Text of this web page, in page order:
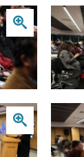
Zoom
Zoom